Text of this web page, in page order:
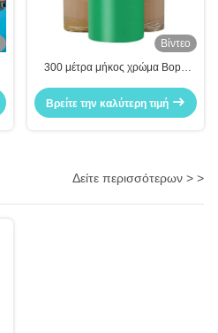
Βίντεο
300 μέτρα μήκος χρώμα Bopp
Βρείτε την καλύτερη τιμή
Δείτε περισσότερων > >